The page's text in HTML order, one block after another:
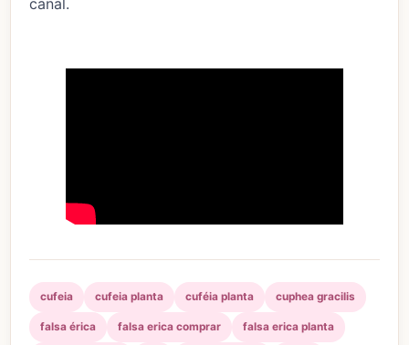
canal.
cufeia cufeia planta cuféia planta cuphea gracilis
falsa érica falsa erica comprar falsa erica planta